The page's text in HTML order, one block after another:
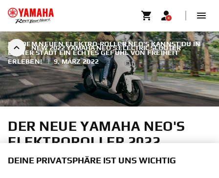
NEW 2022 YAMAHA NEO’S ELECTRIC SCOOTER
MIT DEM NEUEN ELEKTRO-ROLLER NEO'S KANNST DU IN
DEINER STADT EIN ECHTES GEFÜHL VON FREIHEIT
ERLEBEN! | 9. MÄRZ 2022
DER NEUE YAMAHA NEO'S
ELEKTROROLLER 2022
Dieser kompakte, wendige und praktische Yamaha-Roller
DEINE PRIVATSPHÄRE IST UNS WICHTIG